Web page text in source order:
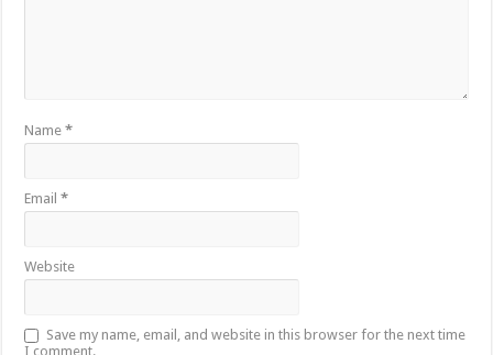
Name*
Email*
Website
Save my name, email, and website in this browser for the next time
I comment.